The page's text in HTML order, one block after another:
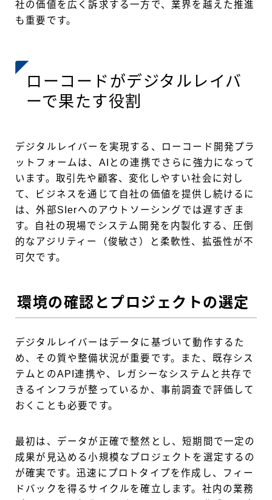
社の価値を広く訴求する一方で、業界を越えた推進
も重要です。
ローコードがデジタルレイバ
ーで果たす役割
デジタルレイバーを実現する、ローコード開発プラ
ットフォームは、AIとの連携でさらに強力になって
います。取引先や顧客、変化しやすい社会に対し
て、ビジネスを通じて自社の価値を提供し続けるに
は、外部SIerへのアウトソーシングでは遅すぎま
す。自社の現場でシステム開発を内製化する、圧倒
的なアジリティー（俊敏さ）と柔軟性、拡張性が不
可欠です。
環境の確認とプロジェクトの選定
デジタルレイバーはデータに基づいて動作するた
め、その質や整備状況が重要です。また、既存シス
テムとのAPI連携や、レガシーなシステムと共存で
きるインフラが整っているか、事前調査で評価して
おくことも必要です。
最初は、データが正確で整然とし、短期間で一定の
成果が見込める小規模なプロジェクトを選定するの
が確実です。迅速にプロトタイプを作成し、フィー
ドバックを得るサイクルを確立します。社内の業務